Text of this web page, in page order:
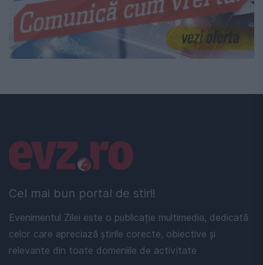
Cel mai bun portal de stiri!
Evenimentul Zilei este o publicație multimedia, dedicată
celor care apreciază știrile corecte, obiective și
relevante din toate domeniile de activitate
Linkuri utile